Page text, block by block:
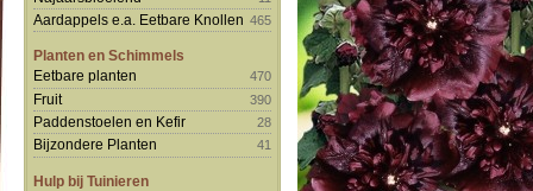
Aardappels e.a. Eetbare Knollen 465
Planten en Schimmels
Eetbare planten
470
Fruit 390
Paddenstoelen en Kefir 28
Bijzondere Planten 41
Hulp bij Tuinieren